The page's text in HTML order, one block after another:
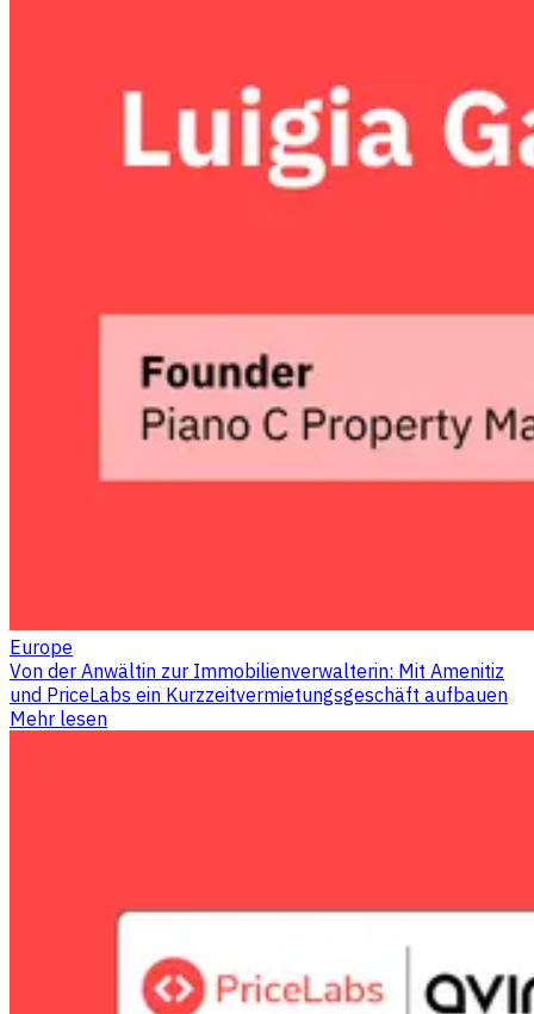
Europe
Von der Anwältin zur Immobilienverwalterin: Mit Amenitiz
und PriceLabs ein Kurzzeitvermietungsgeschäft aufbauen
Mehr lesen